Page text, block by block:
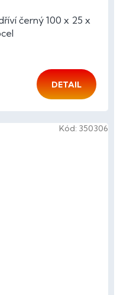
černý 100 x 25 x
DETAIL
Kód: 350306